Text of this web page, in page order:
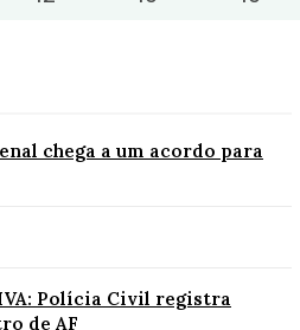
chega a um acordo para
Polícia Civil registra
de AF